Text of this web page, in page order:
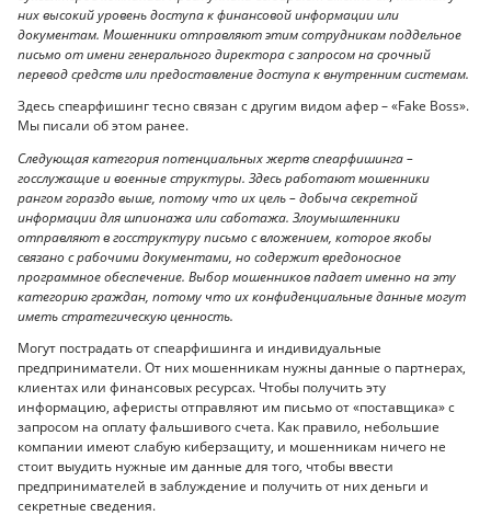
них высокий уровень доступа к финансовой информации или
документам. Мошенники отправляют этим сотрудникам поддельное
письмо от имени генерального директора с запросом на срочный
перевод средств или предоставление доступа к внутренним системам.
Здесь спеарфишинг тесно связан с другим видом афер – «Fake Boss».
Мы писали об этом ранее.
Следующая категория потенциальных жертв спеарфишинга –
госслужащие и военные структуры. Здесь работают мошенники
рангом гораздо выше, потому что их цель – добыча секретной
информации для шпионажа или саботажа. Злоумышленники
отправляют в госструктуру письмо с вложением, которое якобы
связано с рабочими документами, но содержит вредоносное
программное обеспечение. Выбор мошенников падает именно на эту
категорию граждан, потому что их конфиденциальные данные могут
иметь стратегическую ценность.
Могут пострадать от спеарфишинга и индивидуальные
предприниматели. От них мошенникам нужны данные о партнерах,
клиентах или финансовых ресурсах. Чтобы получить эту
информацию, аферисты отправляют им письмо от «поставщика» с
запросом на оплату фальшивого счета. Как правило, небольшие
компании имеют слабую киберзащиту, и мошенникам ничего не
стоит выудить нужные им данные для того, чтобы ввести
предпринимателей в заблуждение и получить от них деньги и
секретные сведения.